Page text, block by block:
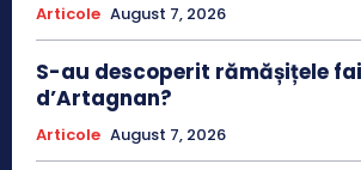
Articole August 7, 2026
S-au descoperit rămășițele
d’Artagnan?
Articole August 7, 2026